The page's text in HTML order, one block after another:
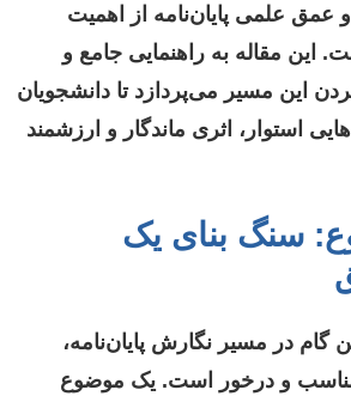
عمق علمی پایان‌نامه از اهمیت
این مقاله به راهنمایی جامع و
این مسیر می‌پردازد تا دانشجویان
استوار، اثری ماندگار و ارزشمند
سنگ بنای یک
گام در مسیر نگارش پایان‌نامه،
و درخور است. یک موضوع